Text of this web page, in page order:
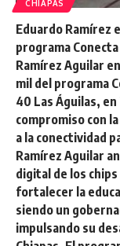
CHIAPAS
Eduardo Ramírez
programa
Ramírez Aguilar
mil del programa
40 Las Águilas,
compromiso con
a la conectividad
Ramírez Aguilar
digital de los
fortalecer la
siendo un
impulsando su